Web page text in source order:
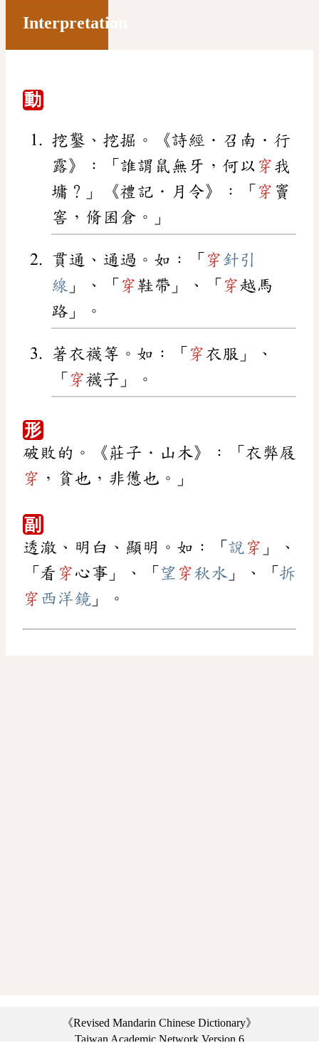
Interpretation
動
挖鑿、挖掘。《詩經．召南．行
露》：「誰謂鼠無牙，何以 穿 我
墉？」《禮記．月令》：「 穿 竇
窖，脩囷倉。」
貫通、通過。如：「 穿針引
線 」、「 穿鞋帶」、「 穿越馬
路」。
著衣襪等。如：「 穿衣服」、
「 穿襪子」。
形
破敗的。《莊子．山木》：「衣弊屐
穿 ，貧也，非憊也。」
副
透澈、明白、顯明。如：「 說 穿 」、
「看 穿 心事」、「 望 穿秋水 」、「 拆
穿 西洋鏡 」。
《Revised Mandarin Chinese Dictionary》
Taiwan Academic Network Version 6